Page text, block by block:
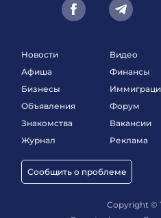
Новости
Афиша
Бизнесы
Объявления
Знакомства
Журнал
Сообщить о проблеме
Видео
Финансы
Форум
Вакансии
Реклама
Copyright ©